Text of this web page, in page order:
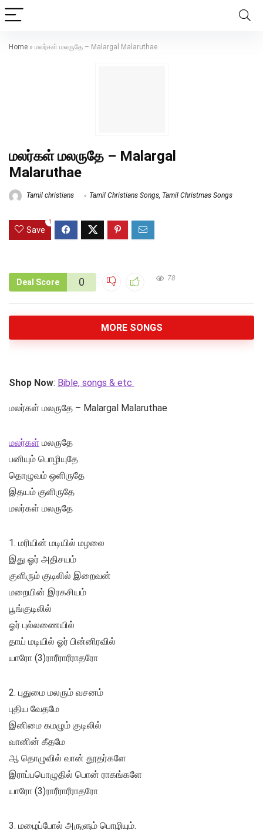
Home » மலர்கள் மலருதே – Malargal Malaruthae
மலர்கள் மலருதே – Malargal
Malaruthae
Tamil christians Tamil Christians Songs, Tamil Christmas Songs
Save
1
Deal Score 0 78
MORE SONGS
Shop Now: Bible, songs & etc
மலர்கள் மலருதே – Malargal Malaruthae
மலர்கள் மலருதே
பனியும் பொழியுதே
தொழுவம் ஒளிருதே
இதயம் குளிருதே
மலர்கள் மலருதே
1. மரியின் மடியில் மழலை
இது ஓர் அதிசயம்
குளிரும் குடிலில் இறைவன்
மறையின் இரகசியம்
பூங்குடிலில்
ஓர் புல்லணையில்
தாய் மடியில் ஓர் பின்னிரவில்
யாரோ (3)ராரீராரீராதரோ
2. புதுமை மலரும் வசனம்
புதிய வேதமே
இனிமை கமழும் குடிலில்
வானின் கீதமே
ஆ தொழுவில் வான் தூதர்களே
இராப்பபொழுதில் பொன் ராகங்களே
யாரோ (3)ராரீராரீராதரோ
3. மழைப்போல் அருளும் பொழியும்.